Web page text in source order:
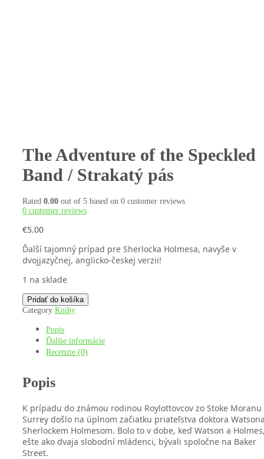
The Adventure of the Speckled
Band / Strakatý pás
Rated 0.00 out of 5 based on 0 customer reviews
0 customer reviews
€5.00
Ďalší tajomný prípad pre Sherlocka Holmesa, navyše v
dvojjazyčnej, anglicko-českej verzii!
1 na sklade
množstvo
The
Adventure
Speckled
Band
pás
Pridať do košíka
Category Knihy
Popis
Ďalšie informácie
Recenzie (0)
Popis
K prípadu do známou rodinou Roylottovcov zo Stoke Moranu
Surrey došlo na úplnom začiatku priateľstva doktora
Sherlockem Holmesom. Bolo to v dobe, keď Watson a
ešte ako dvaja slobodní mládenci, bývali spoločne na Baker
Street.